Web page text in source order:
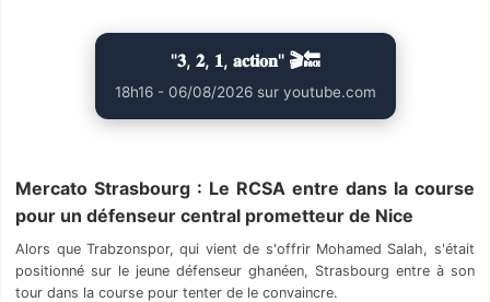
"𝟑, 𝟐, 𝟏, 𝐚𝐜𝐭𝐢𝐨𝐧" 🎬🔙
18h16 - 06/08/2026 sur youtube.com
Mercato Strasbourg : Le RCSA entre dans la course
pour un défenseur central prometteur de Nice
Alors que Trabzonspor, qui vient de s'offrir Mohamed Salah, s'était
positionné sur le jeune défenseur ghanéen, Strasbourg entre à son
tour dans la course pour tenter de le convaincre.